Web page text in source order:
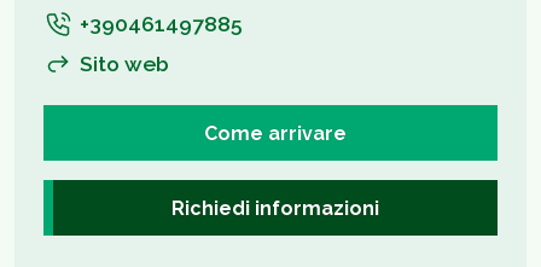
+390461497885
Sito web
Come arrivare
Richiedi informazioni